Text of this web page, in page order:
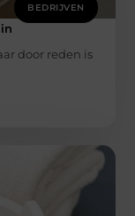
BEDRIJVEN
door reden is